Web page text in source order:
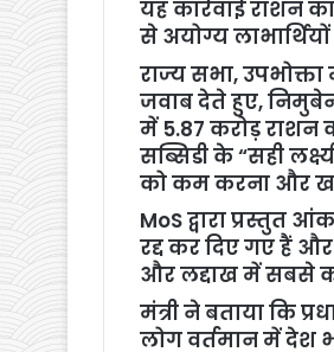
यह कार्रवाई राशन
से अयोग्य
राज्य सभा,
जवाब देते हुए,
में 5.87 करोड़ राशन
सब्सिडी के “सही
को कम करना और
MoS द्वारा प्रस्तुत
रद्द कर दिए गए हैं
और लद्दाख में सबसे
मंत्री ने बताया कि
लोग वर्तमान में देश